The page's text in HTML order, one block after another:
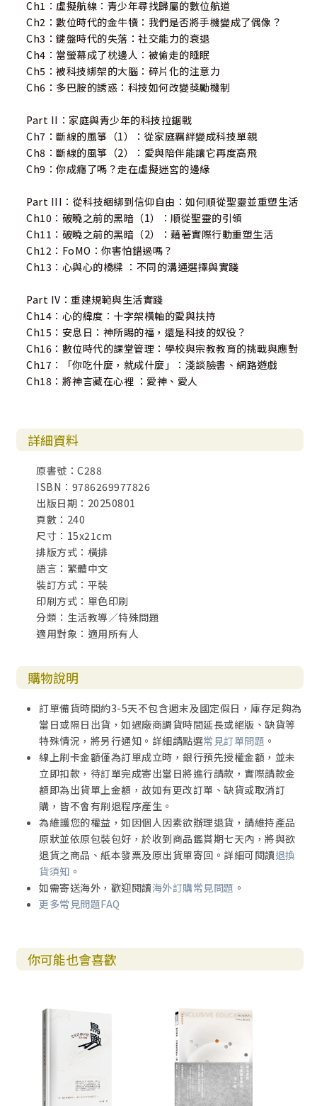
Ch1：虛擬航線：青少年尋找歸屬的數位航道
Ch2：數位時代的金牛犢：我們是否將手機變成了偶像？
Ch3：鍵盤時代的失落：社交能力的衰退
Ch4：當螢幕成了枕邊人：被偷走的睡眠
Ch5：被科技綁架的大腦：碎片化的注意力
Ch6：多巴胺的誘惑：科技如何改變獎勵機制
Part II：家庭與青少年的科技拉鋸戰
Ch7：斷線的風箏（1）：從家庭羈絆變成科技單親
Ch8：斷線的風箏（2）：愛與陪伴能讓它再度高飛
Ch9：你成癮了嗎？走在虛擬迷宮的邊緣
Part III：從科技綑綁到信仰自由：如何順從聖靈並重塑生活
Ch10：破曉之前的黑暗（1）：順從聖靈的引領
Ch11：破曉之前的黑暗（2）：藉著實際行動重塑生活
Ch12：FoMO：你害怕錯過嗎？
Ch13：心與心的橋樑 ：不同的溝通選擇與實踐
Part IV：重建規範與生活實踐
Ch14：心的緯度：十字架橫軸的愛與扶持
Ch15：安息日：神所賜的福，還是科技的奴役？
Ch16：數位時代的課堂管理：學校與宗教教育的挑戰與應對
Ch17：「你吃什麼，就成什麼」：淺談臉書、網路遊戲
Ch18：將神言藏在心裡 ：愛神、愛人
詳細資料
原書號：C288
ISBN：9786269977826
出版日期：20250801
頁數：240
尺寸：15x21cm
排版方式：橫排
語言：繁體中文
裝訂方式：平裝
印刷方式：單色印刷
分類：生活教導／特殊問題
適用對象：適用所有人
購物說明
訂單備貨時間約3-5天不包含週末及國定假日，庫存足夠為
當日或隔日出貨，如遇廠商調貨時間延長或絕版、缺貨等
特殊情況，將另行通知。詳細請點選常見訂單問題 。
線上刷卡金額僅為訂單成立時，銀行預先授權金額，並未
立即扣款，待訂單完成寄出當日將進行請款，實際請款金
額即為出貨單上金額，故如有更改訂單、缺貨或取消訂
購，皆不會有刷退程序產生。
為維護您的權益，如因個人因素欲辦理退貨，請維持產品
原狀並依原包裝包好，於收到商品鑑賞期七天內，將與欲
退貨之商品、紙本發票及原出貨單寄回。詳細可閱讀退換
貨須知 。
如需寄送海外，歡迎閱讀海外訂購常見問題 。
更多常見問題FAQ
你可能也會喜歡